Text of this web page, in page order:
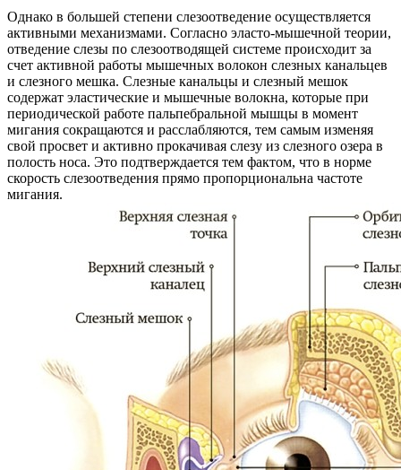
Однако в большей степени слезоотведение осуществляется
активными механизмами. Согласно эласто-мышечной теории,
отведение слезы по слезоотводящей системе происходит за
счет активной работы мышечных волокон слезных канальцев
и слезного мешка. Слезные канальцы и слезный мешок
содержат эластические и мышечные волокна, которые при
периодической работе пальпебральной мышцы в момент
мигания сокращаются и расслабляются, тем самым изменяя
свой просвет и активно прокачивая слезу из слезного озера в
полость носа. Это подтверждается тем фактом, что в норме
скорость слезоотведения прямо пропорциональна частоте
мигания.